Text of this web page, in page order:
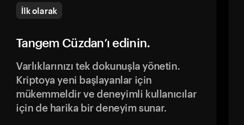
İlk olarak
Tangem Cüzdan’ı edinin.
Varlıklarınızı tek dokunuşla yönetin.
Kriptoya yeni başlayanlar için
mükemmeldir ve deneyimli kullanıcılar
için de harika bir deneyim sunar.